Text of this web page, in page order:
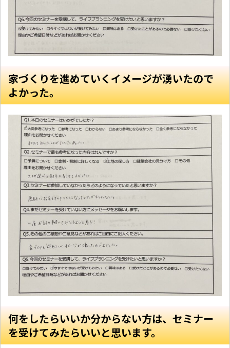
家づくりを進めていくイメージが湧いたので
よかった。
何をしたらいいか分からない方は、セミナー
を受けてみたらいいと思います。